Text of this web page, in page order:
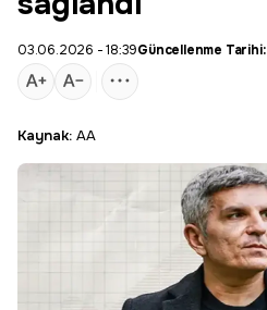
03.06.2026 - 18:39Güncellenme Tarihi:
Kaynak: AA